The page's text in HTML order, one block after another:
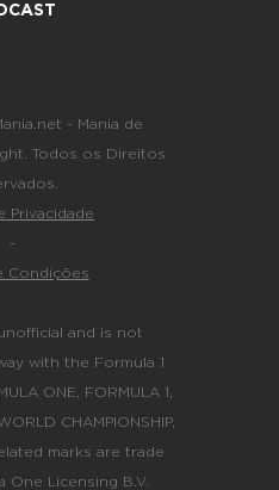
- Mania de
Todos os Direitos
Privacidade
-
Condições
and is not
with the Formula 1
ONE, FORMULA 1,
CHAMPIONSHIP,
marks are trade
One Licensing B.V.